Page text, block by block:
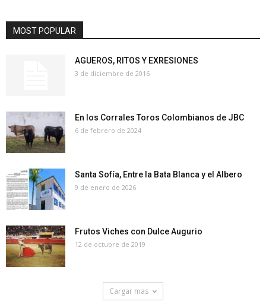
MOST POPULAR
AGUEROS, RITOS Y EXRESIONES
3 de diciembre de 2016
En los Corrales Toros Colombianos de JBC
6 de febrero de 2024
Santa Sofía, Entre la Bata Blanca y el Albero
9 de enero de 2026
Frutos Viches con Dulce Augurio
12 de octubre de 2019
Cargar mas